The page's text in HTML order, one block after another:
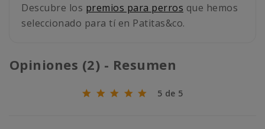
Descubre los premios para perros que hemos
seleccionado para tí en Patitas&co.
Opiniones (2) - Resumen
5 de 5